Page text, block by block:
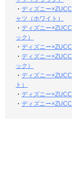
・ディズニー
ャツ（ホワイト）
・ディズニー
ック）
・ディズニー
・ディズニー
ック）
・ディズニー
ト）
・ディズニー
・ディズニー